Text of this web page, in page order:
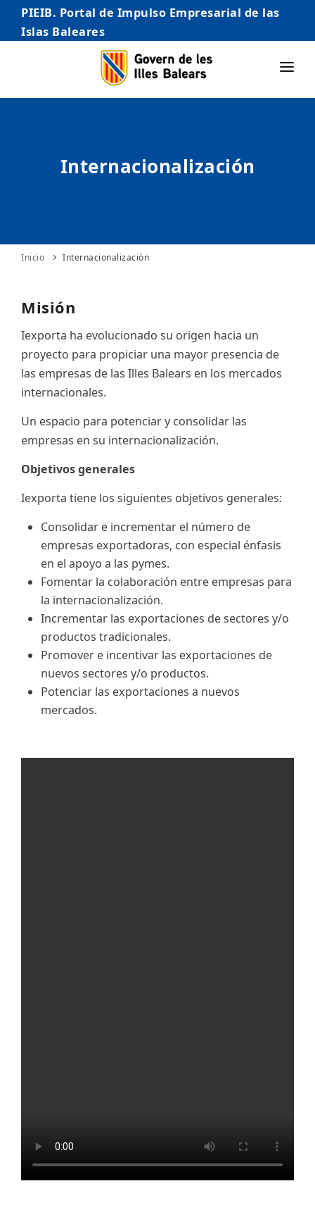
PIEIB. Portal de Impulso Empresarial de las
Islas Baleares
INICIO
AUTÓNOMO/AUTÓNOMA
INTERNACIONALIZACIÓN
ES
CAT
Internacionalización
Inicio Internacionalización
Misión
Iexporta ha evolucionado su origen hacia un
proyecto para propiciar una mayor presencia de
las empresas de las Illes Balears en los mercados
internacionales.
Un espacio para potenciar y consolidar las
empresas en su internacionalización.
Objetivos generales
Iexporta tiene los siguientes objetivos generales:
Consolidar e incrementar el número de
empresas exportadoras, con especial énfasis
en el apoyo a las pymes.
Fomentar la colaboración entre empresas para
la internacionalización.
Incrementar las exportaciones de sectores y/o
productos tradicionales.
Promover e incentivar las exportaciones de
nuevos sectores y/o productos.
Potenciar las exportaciones a nuevos
mercados.